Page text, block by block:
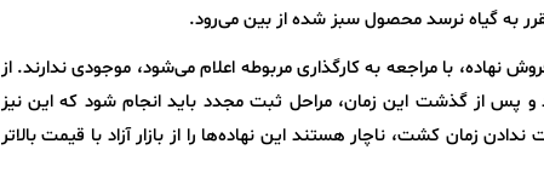
به گیاه نرسد محصول سبز شده از بین می‌رود.
نهاده، با مراجعه به کارگذاری مربوطه اعلام می‌شود، موجودی ندارند. از
خرید ۳ روز مهلت وجود دارد و پس از گذشت این زمان، مراحل ثبت مجدد باید انجام شود که این نیز
زمان کشت، ناچار هستند این نهاده‌ها را از بازار آزاد با قیمت بالاتر